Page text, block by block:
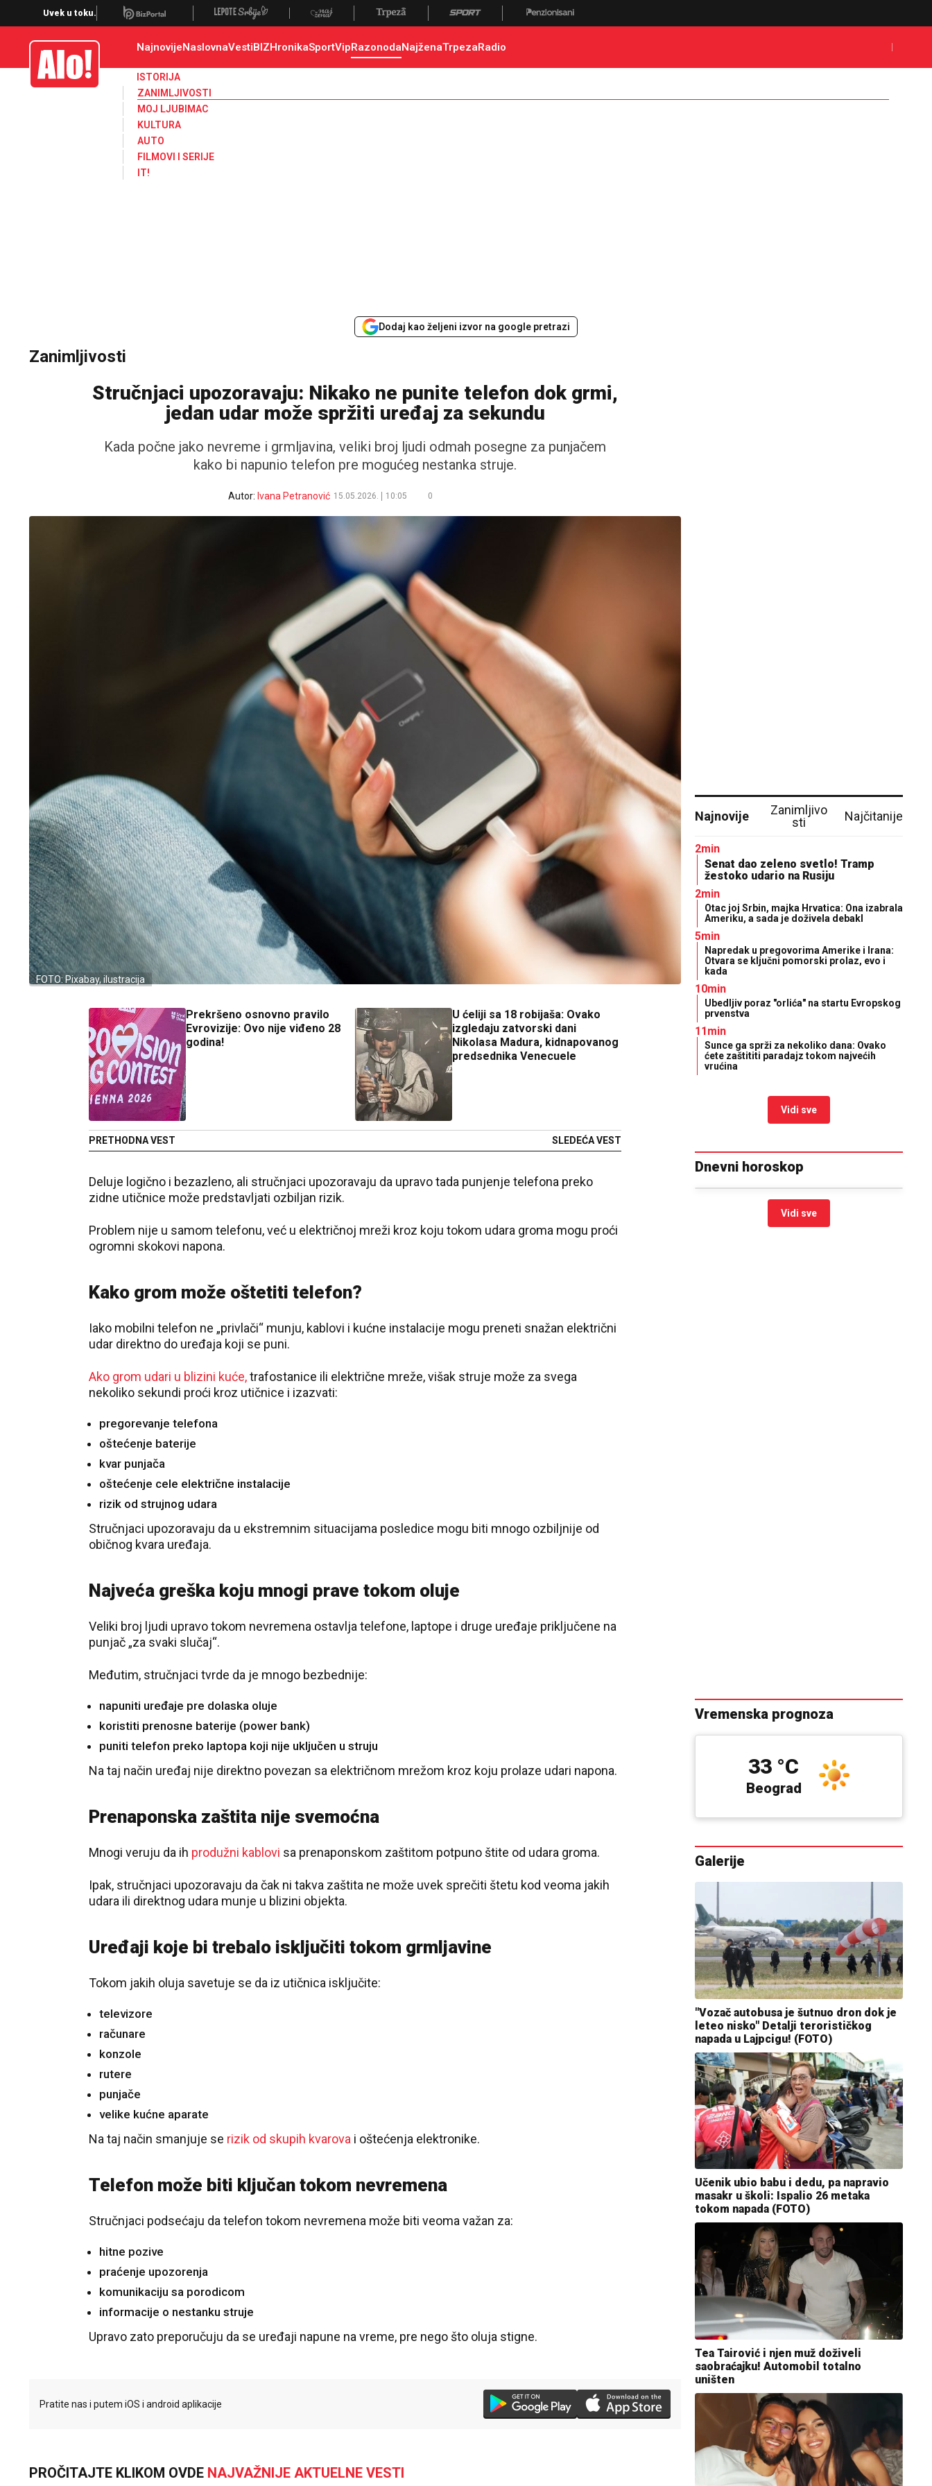
Uvek u toku.
Alo NajnovijeNaslovnaVestiBIZHronikaSportVipRazonodaNajženaTrpezaRadio
ISTORIJA
ZANIMLJIVOSTI
MOJ LJUBIMAC
KULTURA
AUTO
FILMOVI I SERIJE
IT!
Dodaj kao željeni izvor na google pretrazi
Zanimljivosti
Stručnjaci upozoravaju: Nikako ne punite telefon dok grmi,
jedan udar može spržiti uređaj za sekundu
Kada počne jako nevreme i grmljavina, veliki broj ljudi odmah posegne za punjačem
kako bi napunio telefon pre mogućeg nestanka struje.
Autor: Ivana Petranović 15.05.2026. 10:05 0
FOTO: Pixabay, ilustracija
Prekršeno osnovno pravilo
Evrovizije: Ovo nije viđeno 28
godina!
PRETHODNA VEST
U ćeliji sa 18 robijaša: Ovako
izgledaju zatvorski dani
Nikolasa Madura, kidnapovanog
predsednika Venecuele
SLEDEĆA VEST
Deluje logično i bezazleno, ali stručnjaci upozoravaju da upravo tada punjenje telefona preko
zidne utičnice može predstavljati ozbiljan rizik.
Problem nije u samom telefonu, već u električnoj mreži kroz koju tokom udara groma mogu proći
ogromni skokovi napona.
Kako grom može oštetiti telefon?
Iako mobilni telefon ne „privlači“ munju, kablovi i kućne instalacije mogu preneti snažan električni
udar direktno do uređaja koji se puni.
Ako grom udari u blizini kuće,trafostanice ili električne mreže, višak struje može za svega
nekoliko sekundi proći kroz utičnice i izazvati:
pregorevanje telefona
oštećenje baterije
kvar punjača
oštećenje cele električne instalacije
rizik od strujnog udara
Stručnjaci upozoravaju da u ekstremnim situacijama posledice mogu biti mnogo ozbiljnije od
običnog kvara uređaja.
Najveća greška koju mnogi prave tokom oluje
Veliki broj ljudi upravo tokom nevremena ostavlja telefone, laptope i druge uređaje priključene na
punjač „za svaki slučaj“.
Međutim, stručnjaci tvrde da je mnogo bezbednije:
napuniti uređaje pre dolaska oluje
koristiti prenosne baterije (power bank)
puniti telefon preko laptopa koji nije uključen u struju
Na taj način uređaj nije direktno povezan sa električnom mrežom kroz koju prolaze udari napona.
Prenaponska zaštita nije svemoćna
Mnogi veruju da ih produžni kablovi sa prenaponskom zaštitom potpuno štite od udara groma.
Ipak, stručnjaci upozoravaju da čak ni takva zaštita ne može uvek sprečiti štetu kod veoma jakih
udara ili direktnog udara munje u blizini objekta.
Uređaji koje bi trebalo isključiti tokom grmljavine
Tokom jakih oluja savetuje se da iz utičnica isključite:
televizore
računare
konzole
rutere
punjače
velike kućne aparate
Na taj način smanjuje se rizik od skupih kvarova i oštećenja elektronike.
Telefon može biti ključan tokom nevremena
Stručnjaci podsećaju da telefon tokom nevremena može biti veoma važan za:
hitne pozive
praćenje upozorenja
komunikaciju sa porodicom
informacije o nestanku struje
Upravo zato preporučuju da se uređaji napune na vreme, pre nego što oluja stigne.
Pratite nas i putem iOS i android aplikacije
PROČITAJTE KLIKOM OVDE NAJVAŽNIJE AKTUELNE VESTI
Najnovije
Zanimljivo
sti
Najčitanije
2min
Senat dao zeleno svetlo! Tramp
žestoko udario na Rusiju
2min
Otac joj Srbin, majka Hrvatica: Ona izabrala
Ameriku, a sada je doživela debakl
5min
Napredak u pregovorima Amerike i Irana:
Otvara se ključni pomorski prolaz, evo i
kada
10min
Ubedljiv poraz "orlića" na startu Evropskog
prvenstva
11min
Sunce ga sprži za nekoliko dana: Ovako
ćete zaštititi paradajz tokom najvećih
vrućina
Vidi sve
Dnevni horoskop
Vidi sve
Vremenska prognoza
25 °C
Beograd
33 °C
Galerije
"Vozač autobusa je šutnuo dron dok je
leteo nisko" Detalji terorističkog
napada u Lajpcigu! (FOTO)
Učenik ubio babu i dedu, pa napravio
masakr u školi: Ispalio 26 metaka
tokom napada (FOTO)
Tea Tairović i njen muž doživeli
saobraćajku! Automobil totalno
uništen